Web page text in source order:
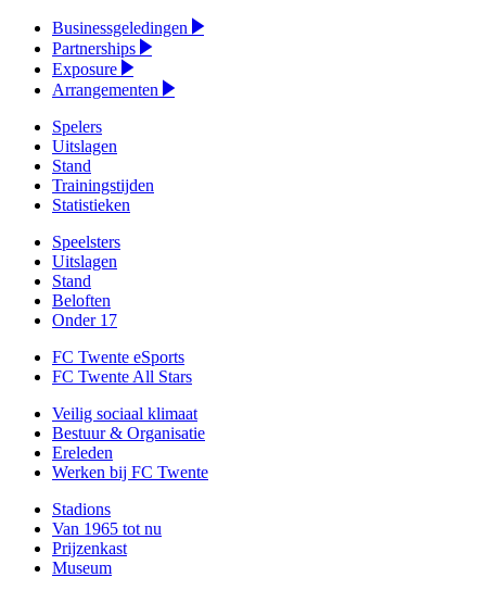
Businessgeledingen
Partnerships
Exposure
Arrangementen
Spelers
Uitslagen
Stand
Trainingstijden
Statistieken
Speelsters
Uitslagen
Stand
Beloften
Onder 17
FC Twente eSports
FC Twente All Stars
Veilig sociaal klimaat
Bestuur & Organisatie
Ereleden
Werken bij FC Twente
Stadions
Van 1965 tot nu
Prijzenkast
Museum